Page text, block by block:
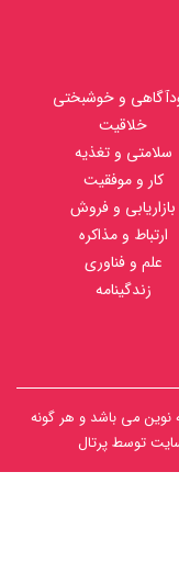
و خوشبختی
خلاقیت
سلامتی و تغذیه
کار و موفقیت
بازاریابی و فروش
ارتباط و مذاکره
علم و فناوری
زندگینامه
نوین می باشد و هر گونه
سایت توسطپرتال